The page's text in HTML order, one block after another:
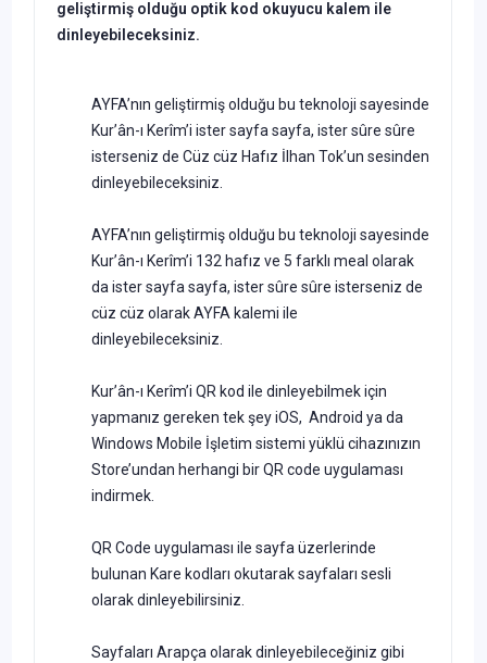
geliştirmiş olduğu optik kod okuyucu kalem ile
dinleyebileceksiniz.
AYFA’nın geliştirmiş olduğu bu teknoloji sayesinde
Kur’ân-ı Kerîm’i ister sayfa sayfa, ister sûre sûre
isterseniz de Cüz cüz Hafız İlhan Tok’un sesinden
dinleyebileceksiniz.
AYFA’nın geliştirmiş olduğu bu teknoloji sayesinde
Kur’ân-ı Kerîm’i 132 hafız ve 5 farklı meal olarak
da ister sayfa sayfa, ister sûre sûre isterseniz de
cüz cüz olarak AYFA kalemi ile
dinleyebileceksiniz.
Kur’ân-ı Kerîm’i QR kod ile dinleyebilmek için
yapmanız gereken tek şey iOS, Android ya da
Windows Mobile İşletim sistemi yüklü cihazınızın
Store’undan herhangi bir QR code uygulaması
indirmek.
QR Code uygulaması ile sayfa üzerlerinde
bulunan Kare kodları okutarak sayfaları sesli
olarak dinleyebilirsiniz.
Sayfaları Arapça olarak dinleyebileceğiniz gibi